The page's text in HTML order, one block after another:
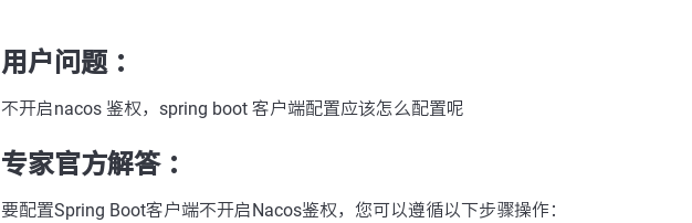
用户问题 ：
不开启nacos 鉴权，spring boot 客户端配置应该怎么配置呢
专家官方解答 ：
要配置Spring Boot客户端不开启Nacos鉴权，您可以遵循以下步骤操作：